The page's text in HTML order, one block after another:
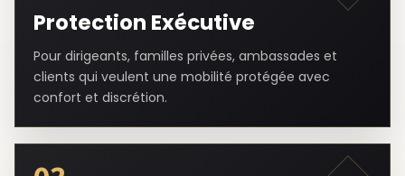
Protection Exécutive
Pour dirigeants, familles privées, ambassades et
clients qui veulent une mobilité protégée avec
confort et discrétion.